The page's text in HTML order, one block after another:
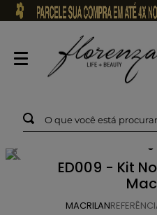
O que você está
ED009 - Kit
MACRILAN